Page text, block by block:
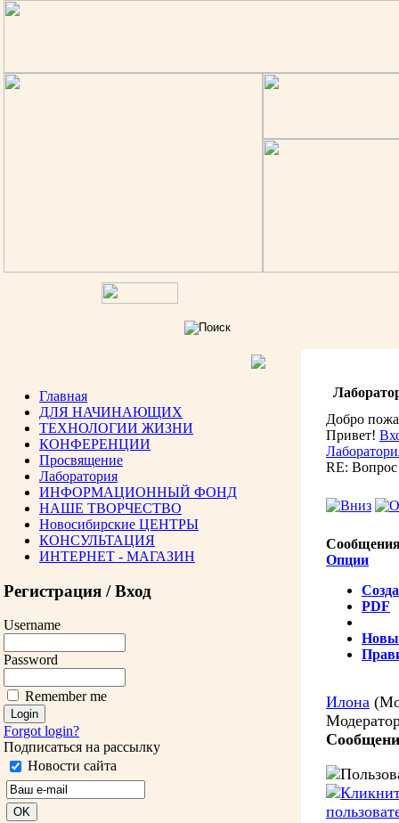
Главная
ДЛЯ НАЧИНАЮЩИХ
ТЕХНОЛОГИИ ЖИЗНИ
КОНФЕРЕНЦИИ
Просвящение
Лаборатория
ИНФОРМАЦИОННЫЙ ФОНД
НАШЕ ТВОРЧЕСТВО
Новосибирские ЦЕНТРЫ
КОНСУЛЬТАЦИЯ
ИНТЕРНЕТ - МАГАЗИН
Регистрация / Вход
Username
Password
Remember me
Forgot login?
Подписаться на рассылку
Новости сайта
Добро
Привет!
RE: Вопрос
Опции
PDF
Илона